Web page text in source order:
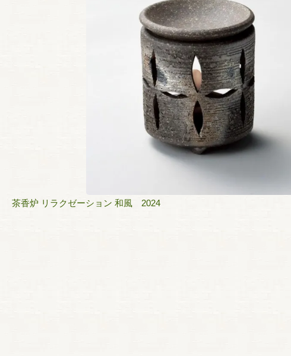
茶香炉 リラクゼーション 和風 2024